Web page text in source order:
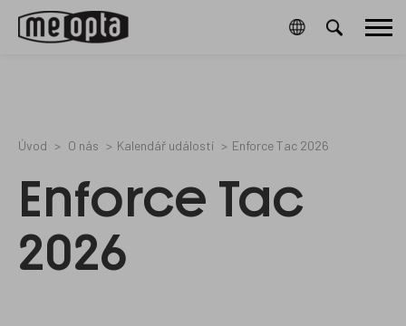
CookieGdpr-
Policy-
ochrana-
osobnich-
Hlavní
Úvod O nás Kalendář událostí Enforce Tac 2026
Enforce Tac
2026